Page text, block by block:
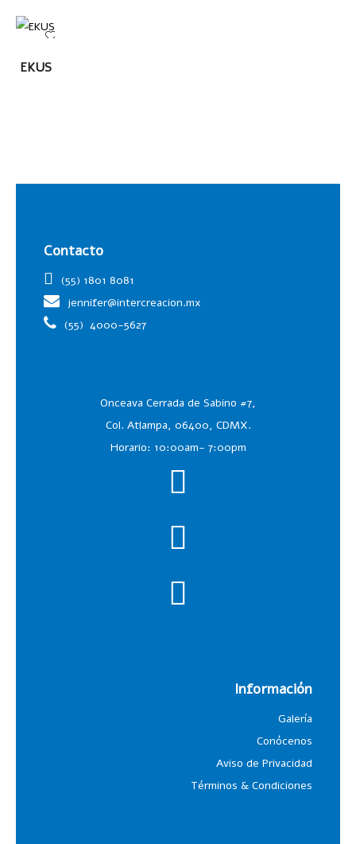
MÁS
EKUS
Contacto
(55) 1801 8081
jennifer@intercreacion.mx
(55) 4000-5627
Onceava Cerrada de Sabino #7,
Col. Atlampa, 06400, CDMX.
Horario: 10:00am- 7:00pm
Información
Galería
Conócenos
Aviso de Privacidad
Términos & Condiciones